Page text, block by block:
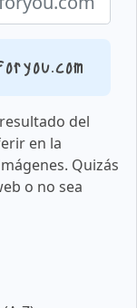
del
en la
Quizás
o no sea